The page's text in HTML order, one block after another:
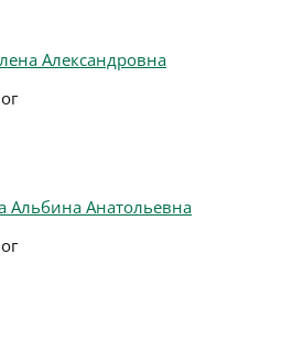
Александровна
Альбина Анатольевна